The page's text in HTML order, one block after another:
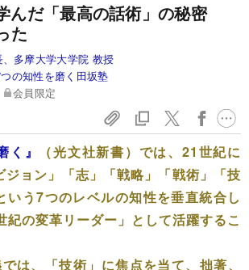
んだ「最高の話術」の秘密
た
多摩大学大学院 教授
の知性を磨く田坂塾
会員限定
く』
（光文社新書）では、21世紀に
ジョン」「志」「戦略」「戦術」「技
いう7つのレベルの知性を垂直統合し
紀の変革リーダー」 として活躍するこ
は、「技術」に焦点を当て、拙著、